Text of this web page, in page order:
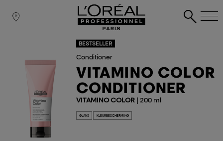
BESTSELLER
Conditioner
VITAMINO COLOR
CONDITIONER
VITAMINO COLOR| 200 ml
GLANS KLEURBESCHERMING